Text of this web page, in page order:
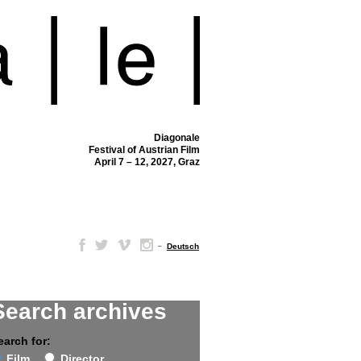
Diagonale
Festival of Austrian Film
April 7 – 12, 2027, Graz
– Deutsch
archives
for: